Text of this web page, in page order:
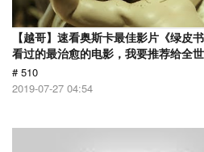
【越哥】速看奥斯卡最佳影片《绿皮
看过的最治愈的电影，我要推荐给全世
# 510
2019-07-27 04:54